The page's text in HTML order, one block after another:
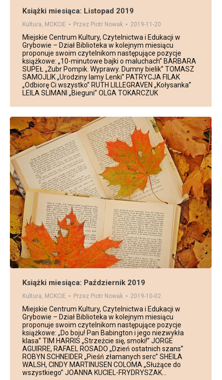
Książki miesiąca: Listopad 2019
Kultura, MCKCiE Przez Piotr Nowak 2019-11-20
Miejskie Centrum Kultury, Czytelnictwa i Edukacji w
Grybowie – Dział Biblioteka w kolejnym miesiącu
proponuje swoim czytelnikom następujące pozycje
książkowe: „10-minutowe bajki o maluchach” BARBARA
SUPEŁ „Żubr Pompik. Wyprawy. Dumny bielik” TOMASZ
SAMOJLIK „Urodziny lamy Lenki” PATRYCJA FILAK
„Odbiorę Ci wszystko” RUTH LILLEGRAVEN „Kołysanka”
LEILA SLIMANI „Bieguni” OLGA TOKARCZUK
Książki miesiąca: Październik 2019
Kultura, MCKCiE Przez Piotr Nowak 2019-10-02
Miejskie Centrum Kultury, Czytelnictwa i Edukacji w
Grybowie – Dział Biblioteka w kolejnym miesiącu
proponuje swoim czytelnikom następujące pozycje
książkowe: „Do boju! Pan Babington i jego niezwykła
klasa” TIM HARRIS „Strzeżcie się, smoki!” JORGE
AGUIRRE, RAFAEL ROSADO „Dzień ostatnich szans”
ROBYN SCHNEIDER „Pieśń złamanych serc” SHEILA
WALSH, CINDY MARTINUSEN COLOMA „Służące do
wszystkiego” JOANNA KUCIEL-FRYDRYSZAK…